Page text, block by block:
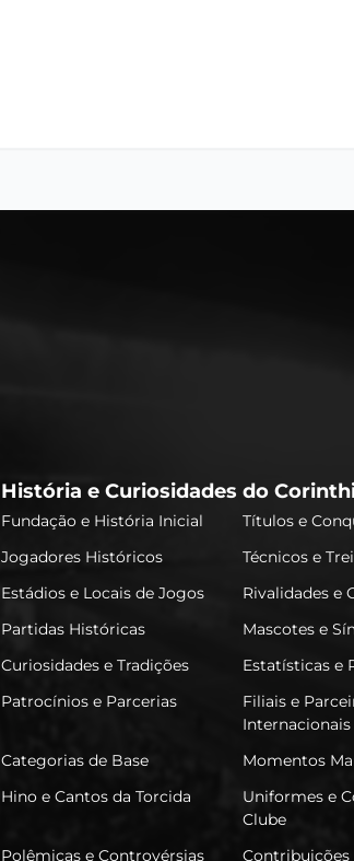
História e Curiosidades do
Fundação e História Inicial
Títulos e
Jogadores Históricos
Técnicos e
Estádios e Locais de Jogos
Rivalidades e
Partidas Históricas
Mascotes e
Curiosidades e Tradições
Estatísticas e
Patrocínios e Parcerias
Filiais e
Internacionais
Categorias de Base
Momentos
Hino e Cantos da Torcida
Uniformes e
Clube
Polêmicas e Controvérsias
Contribuições